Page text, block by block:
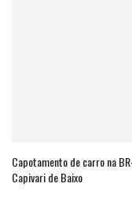
Capotamento de carro na
Capivari de Baixo